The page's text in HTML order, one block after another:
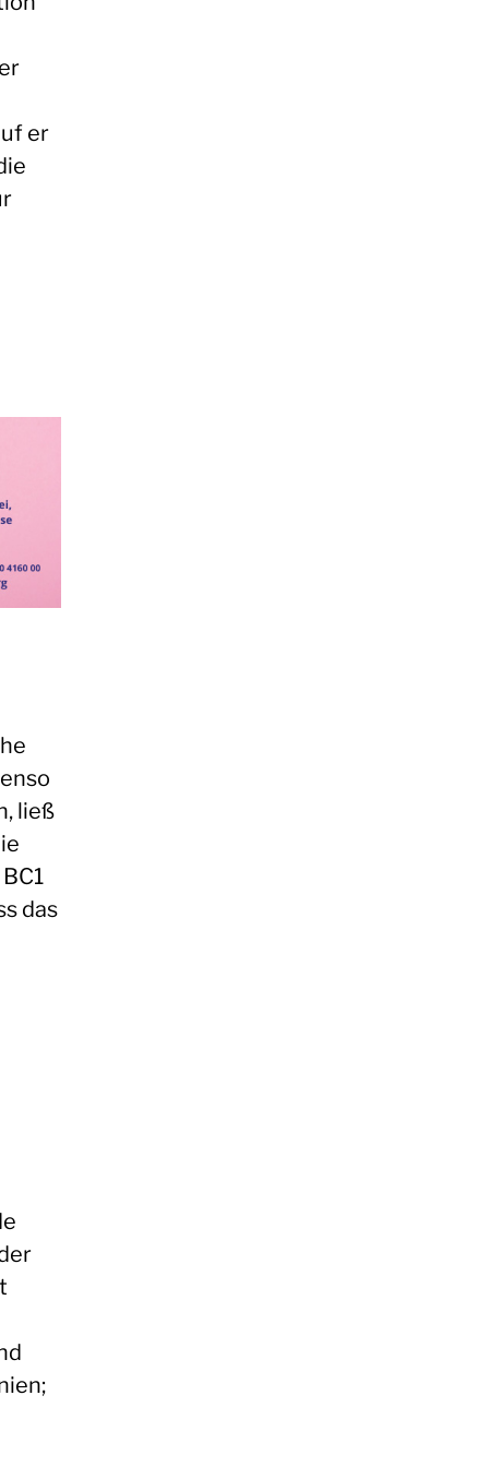
er
ließ
das